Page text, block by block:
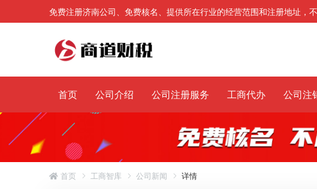
免费注册济南公司、免费核名、提供所在行业的经营范围和注册地址，
首页 公司介绍 公司注册服务 工商代办 公司注
首页 工商智库 公司新闻 详情